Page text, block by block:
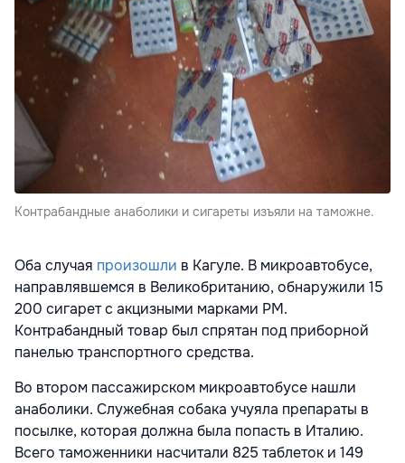
Контрабандные анаболики и сигареты изъяли на таможне.
Оба случая произошли в Кагуле. В микроавтобусе,
направлявшемся в Великобританию, обнаружили 15
200 сигарет с акцизными марками РМ.
Контрабандный товар был спрятан под приборной
панелью транспортного средства.
Во втором пассажирском микроавтобусе нашли
анаболики. Служебная собака учуяла препараты в
посылке, которая должна была попасть в Италию.
Всего таможенники насчитали 825 таблеток и 149